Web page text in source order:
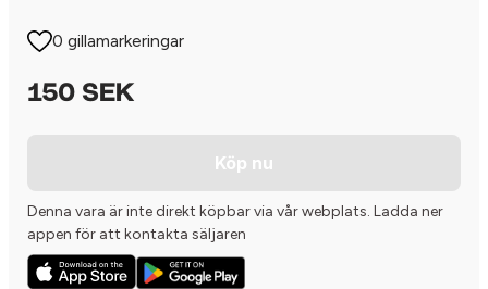
0 gillamarkeringar
150 SEK
Köp nu
Denna vara är inte direkt köpbar via vår webplats. Ladda ner
appen för att kontakta säljaren